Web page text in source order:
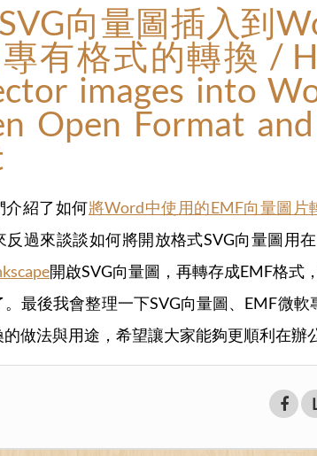
向量圖插入到
有格式的轉換 /
images into
Open Format
介紹了如何將Word中使用的EMF向量圖片
反過來談談如何將開放格式SVG向量圖用
開啟SVG向量圖，再轉存成EMF格式
最後我會整理一下SVG向量圖、EMF微
做法與用途，希望讓大家能夠更順利在辦